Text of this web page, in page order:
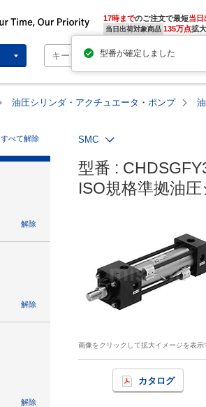
17時までのご注文で最短当日
当日出荷対象商品 135万点拡
油圧シリンダ・アクチュエータ・ポンプ
すべて解除
解除
解除
解除
SMC
型番 :
ISO規格準拠油
画像をクリックして拡大イメージを表示
カタログ